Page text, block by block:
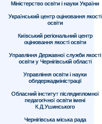
Міністерство освіти і науки України
Український центр оцінювання якості
освіти
Київський регіональний центр
оцінювання якості освіти
Управління Державної служби якості
освіти у Чернігівській області
Управління освіти і науки
облдержадміністрації
Обласний інститут післядипломної
педагогічної освіти імені
К.Д.Ушинського
Чернігівська міська рада